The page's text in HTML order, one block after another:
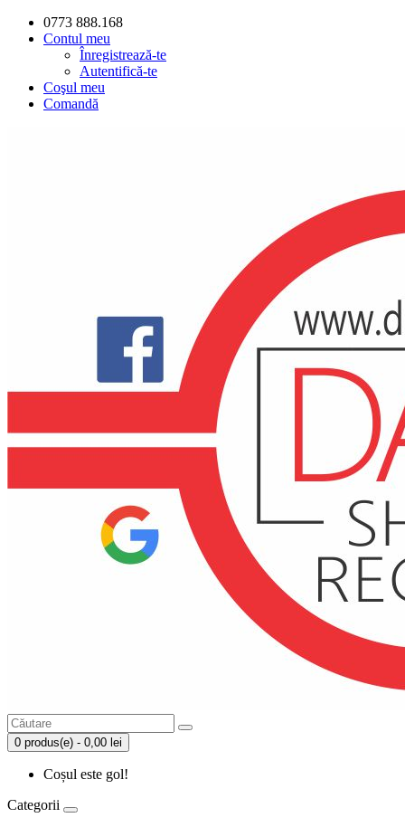
0773 888.168
Contul meu
Înregistrează-te
Autentifică-te
Coşul meu
Comandă
0 produs(e) - 0,00 lei
Coșul este gol!
Categorii